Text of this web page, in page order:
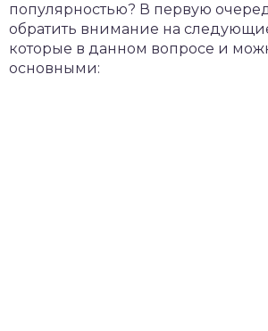
популярностью? В первую
обратить внимание на
которые в данном вопросе и
основными: